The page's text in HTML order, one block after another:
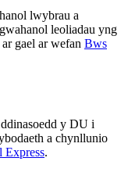
lwybrau a
leoliadau yng
gael ar wefan Bws
y DU i
a chynllunio
Express.